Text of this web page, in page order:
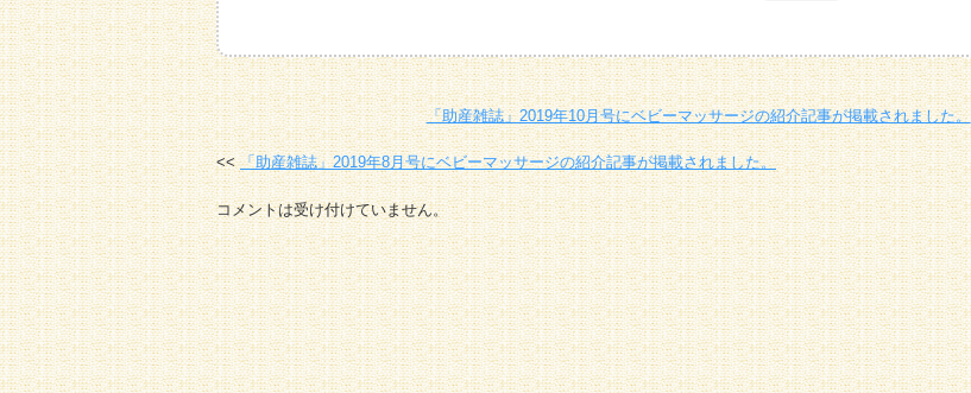
「助産雑誌」2019年10月号にベビーマッサージの紹介記事が掲載されました。
「助産雑誌」2019年8月号にベビーマッサージの紹介記事が掲載されました。
コメントは受け付けていません。